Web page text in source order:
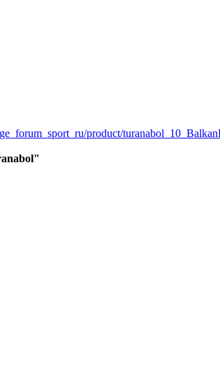
product/